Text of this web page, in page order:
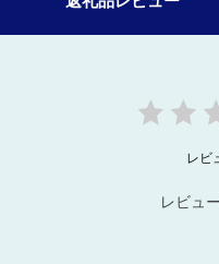
レビ
レビュ